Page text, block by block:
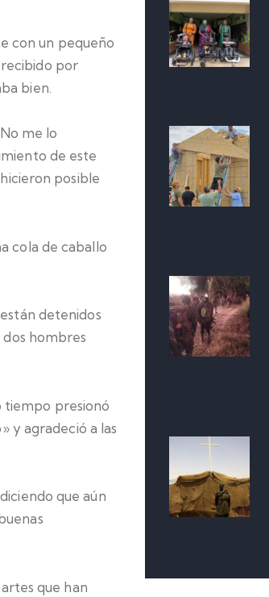
con un pequeño
por
bien.
me lo
de este
posible
cola de caballo
detenidos
hombres
tiempo presionó
y agradeció a las
que aún
que han